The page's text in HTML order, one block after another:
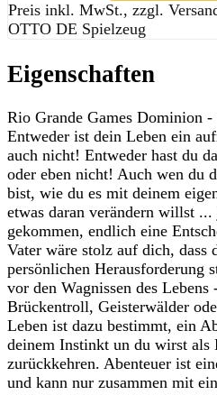
Preis inkl. MwSt., zzgl.
OTTO DE Spielzeug
Eigenschaften
Rio Grande Games Dominion
Entweder ist dein Leben ein
auch nicht! Entweder hast du
oder eben nicht! Auch wen du
bist, wie du es mit deinem
etwas daran verändern willst
gekommen, endlich eine
Vater wäre stolz auf dich, dass
persönlichen Herausforderung
vor den Wagnissen des
Brückentroll, Geisterwälder
Leben ist dazu bestimmt, ein
deinem Instinkt un du wirst als
zurückkehren. Abenteuer ist
und kann nur zusammen mit